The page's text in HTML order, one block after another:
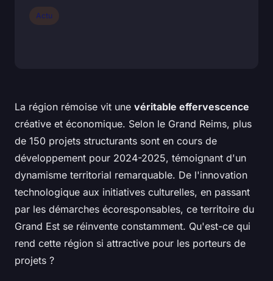
La région rémoise vit une véritable effervescence
créative et économique. Selon le Grand Reims, plus
de 150 projets structurants sont en cours de
développement pour 2024-2025, témoignant d'un
dynamisme territorial remarquable. De l'innovation
technologique aux initiatives culturelles, en passant
par les démarches écoresponsables, ce territoire du
Grand Est se réinvente constamment. Qu'est-ce qui
rend cette région si attractive pour les porteurs de
projets ?
Actu